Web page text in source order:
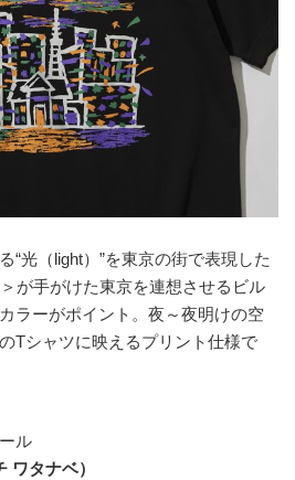
“光（light）”を東京の街で表現した
が手がけた東京を連想させるビル
ラーがポイント。夜～夜明けの空
Tシャツに映えるプリント仕様で
ル
ワタナベ）